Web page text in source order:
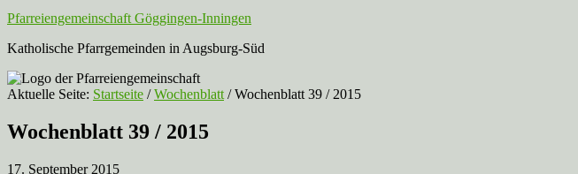
Pfarreiengemeinschaft Göggingen-Inningen
Katholische Pfarrgemeinden in Augsburg-Süd
Aktuelle Seite: Startseite / Wochenblatt /Wochenblatt 39 / 2015
Wochenblatt 39 / 2015
17. September 2015